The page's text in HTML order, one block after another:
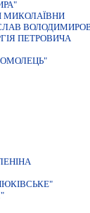
МИКОЛАЇВНИ
ПЕТРОВИЧА